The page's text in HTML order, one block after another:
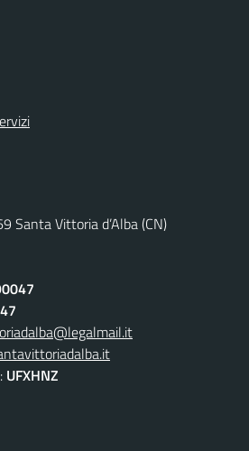
Santa Vittoria d’Alba (CN)
UFXHNZ